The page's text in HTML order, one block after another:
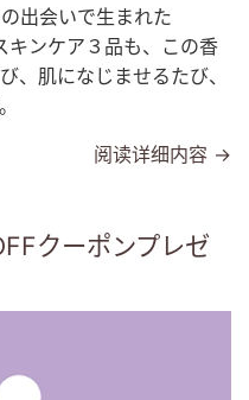
出会いで生まれた
キンケア３品も、この香
、肌になじませるたび、
阅读详细内容 →
クーポンプレゼ